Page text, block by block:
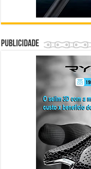
Publicidade